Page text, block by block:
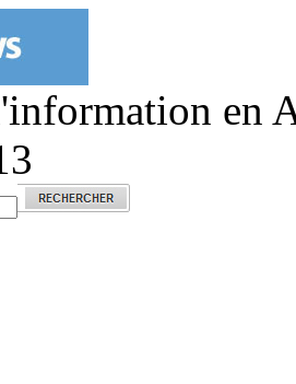
en